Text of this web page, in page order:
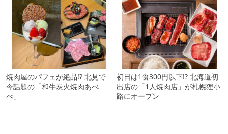
焼肉屋のパフェが絶品!? 北見で
今話題の「和牛炭火焼肉あべ
べ」
初日は1食300円以下!? 北海道初
出店の「1人焼肉店」が札幌狸小
路にオープン